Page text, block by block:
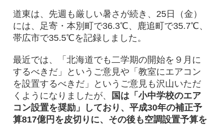
道東は、先週も厳しい暑さが続き、25日（金）
には、足寄・本別町で36.3℃、鹿追町で35.7℃、
帯広市で35.5℃を記録しました。
最近では、「北海道でも二学期の開始を９月に
するべきだ」というご意見や「教室にエアコン
を設置するべきだ」というご意見も沢山いただ
くようになりましたが、
国は「小中学校のエア
コン設置を奨励」しており、平成30年の補正予
算817億円を皮切りに、その後も空調設置予算を